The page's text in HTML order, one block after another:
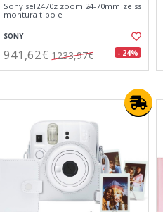
Sony sel2470z zoom 24-70mm zeiss
montura tipo e
SONY
941,62€ 1233,97€ - 24%